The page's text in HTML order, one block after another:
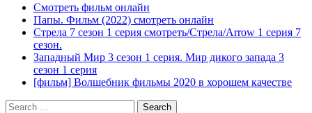
Смотреть фильм онлайн
Папы. Фильм (2022) смотреть онлайн
Стрела 7 сезон 1 серия смотреть/Стрела/Arrow 1 серия 7
сезон.
Западный Мир 3 сезон 1 серия. Мир дикого запада 3
сезон 1 серия
[фильм] Волшебник фильмы 2020 в хорошем качестве
Search